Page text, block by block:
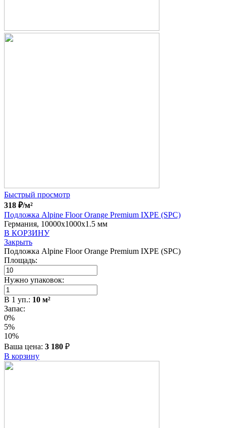
Быстрый просмотр
318 ₽/м²
Подложка Alpine Floor Orange Premium IXPE (SPC)
Германия, 10000x1000x1.5 мм
В КОРЗИНУ
Закрыть
Подложка Alpine Floor Orange Premium IXPE (SPC)
Площадь:
Нужно упаковок:
В 1 уп.: 10 м²
Запас:
0%
5%
10%
Ваша цена: 3 180 ₽
В корзину